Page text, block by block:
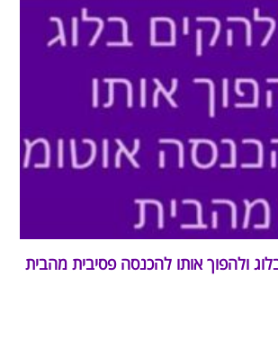
ולהפוך אותו להכנסה פסיבית מהבית